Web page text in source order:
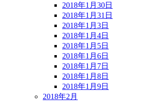
2018年1月30日
2018年1月31日
2018年1月3日
2018年1月4日
2018年1月5日
2018年1月6日
2018年1月7日
2018年1月8日
2018年1月9日
2018年2月